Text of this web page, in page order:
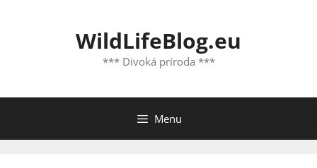
WildLifeBlog.eu
*** Divoká príroda ***
Menu